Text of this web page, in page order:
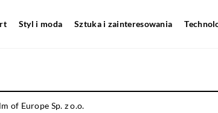
Styl i moda Sztuka i zainteresowania
of Europe Sp. z o.o.